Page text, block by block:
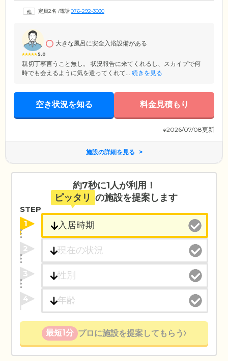
定員2名 /電話076-292-3030
5.0
大きな風呂に安全入浴設備がある
親切丁寧言うこと無し。 状況報告に来てくれるし、スカイプで何
時でも会えるように気を遣ってくれて... 続きを見る
空き状況を知る 料金見積もり
※2026/07/08更新
施設の詳細を見る
約7秒に1人が利用！
ピッタリ の施設を提案します
STEP
1
2
3
4
最短1分 プロに施設を提案してもらう